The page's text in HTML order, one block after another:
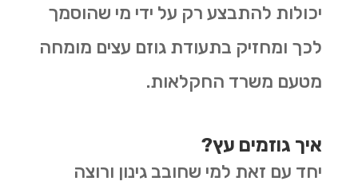
יכולות להתבצע רק על ידי מי שהוסמך
לכך ומחזיק בתעודת גוזם עצים מומחה
מטעם משרד החקלאות.
איך גוזמים עץ?
יחד עם זאת למי שחובב גינון ורוצה